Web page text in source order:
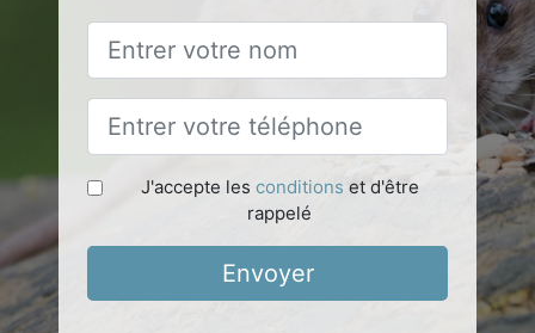
J'accepte les conditions et d'être
rappelé
Envoyer